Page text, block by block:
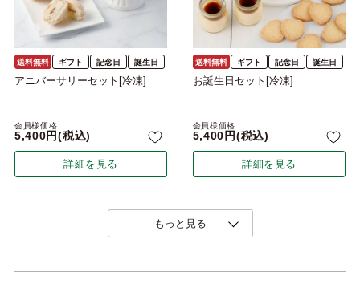
アニバーサリーセット[冷凍]
送料無料 ギフト 記念日 誕生日
会員様価格
5,400 税込
詳細を見る
お誕生日セット[冷凍]
送料無料 ギフト 記念日 誕生日
会員様価格
5,400 税込
詳細を見る
もっと見る